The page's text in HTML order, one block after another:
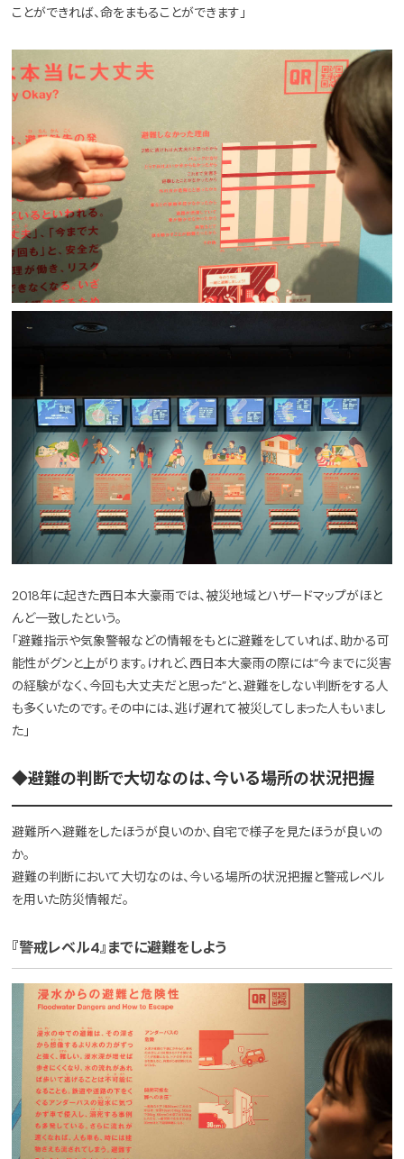
ことができれば、命をまもることができます」
2018年に起きた西日本大豪雨では、被災地域とハザードマップがほと
んど一致したという。
「避難指示や気象警報などの情報をもとに避難をしていれば、助かる可
能性がグンと上がります。けれど、西日本大豪雨の際には“今までに災害
の経験がなく、今回も大丈夫だと思った”と、避難をしない判断をする人
も多くいたのです。その中には、逃げ遅れて被災してしまった人もいまし
た」
◆避難の判断で大切なのは、今いる場所の状況把握
避難所へ避難をしたほうが良いのか、自宅で様子を見たほうが良いの
か。
避難の判断において大切なのは、今いる場所の状況把握と警戒レベル
を用いた防災情報だ。
『警戒レベル4』までに避難をしよう